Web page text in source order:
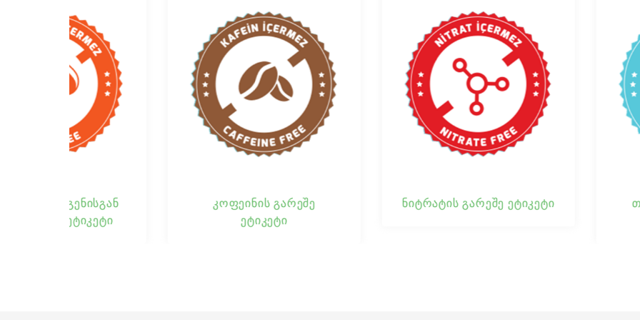
კოფეინის გარეშე
ნიტრატის გარეშე ეტიკეტი
თევზის